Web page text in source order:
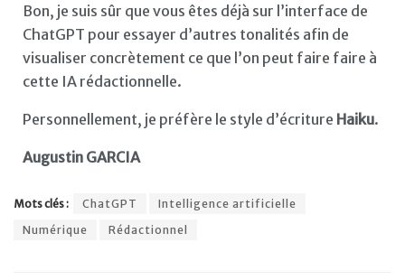
Bon, je suis sûr que vous êtes déjà sur l’interface de
ChatGPT pour essayer d’autres tonalités afin de
visualiser concrètement ce que l’on peut faire faire à
cette IA rédactionnelle.
Personnellement, je préfère le style d’écriture Haiku.
Augustin GARCIA
Mots clés : ChatGPT
Intelligence artificielle
Numérique
Rédactionnel